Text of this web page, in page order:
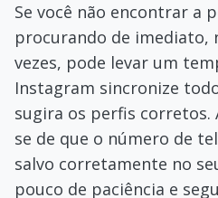
Se você não encontrar a
procurando de imediato,
vezes, pode levar um
Instagram sincronize
sugira os perfis corretos.
se de que o número de
salvo corretamente no
pouco de paciência e